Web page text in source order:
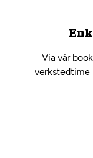
Via vår
verkstedtime